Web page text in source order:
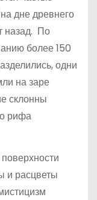
дне древнего
назад. По
более 150
одни
на заре
склонны
рифа
и расцветы